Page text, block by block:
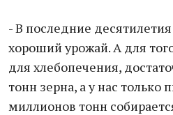
- В последние
хороший урожай. А для
для хлебопечения,
тонн зерна, а у нас
миллионов тонн